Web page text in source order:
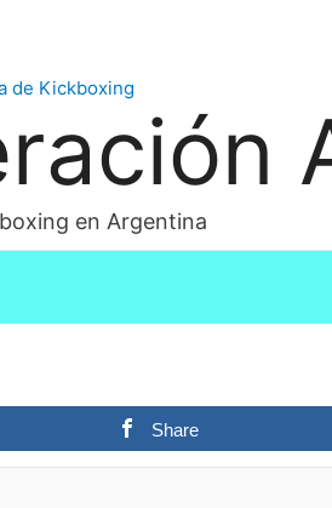
en Argentina
Share